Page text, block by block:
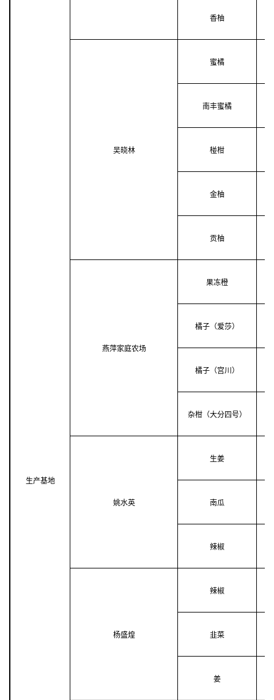
生产基地
香柚
吴晓林
蜜橘
南丰蜜橘
椪柑
金柚
贡柚
燕萍家庭农场
果冻橙
橘子（爱莎）
橘子（宫川）
杂柑（大分四号）
姚水英
生姜
南瓜
辣椒
杨盛煌
辣椒
韭菜
姜